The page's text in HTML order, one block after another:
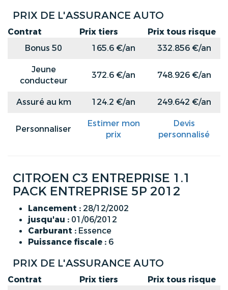
PRIX DE L'ASSURANCE AUTO
Contrat Prix tiers
Prix tous risque
Bonus 50
165.6 €/an
332.856 €/an
Jeune
conducteur
372.6 €/an 748.926 €/an
Assuré au km 124.2 €/an 249.642 €/an
Personnaliser
Estimer mon
prix
Devis
personnalisé
CITROEN C3 ENTREPRISE 1.1
PACK ENTREPRISE 5P 2012
Lancement : 28/12/2002
jusqu'au : 01/06/2012
Carburant : Essence
Puissance fiscale : 6
PRIX DE L'ASSURANCE AUTO
Contrat Prix tiers
Prix tous risque